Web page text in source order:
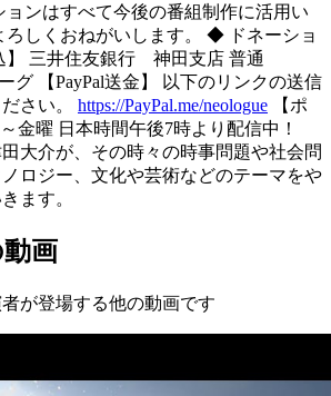
ンはすべて今後の番組制作に活用い
ろしくおねがいします。 ◆ ドネーショ
】 三井住友銀行 神田支店 普通
グ 【PayPal送金】 以下のリンクの送信
さい。 https://PayPal.me/neologue 【ポ
金曜 日本時間午後7時より配信中！
大介が、その時々の時事問題や社会問
ロジー、文化や芸術などのテーマをや
ます。
画
が登場する他の動画です